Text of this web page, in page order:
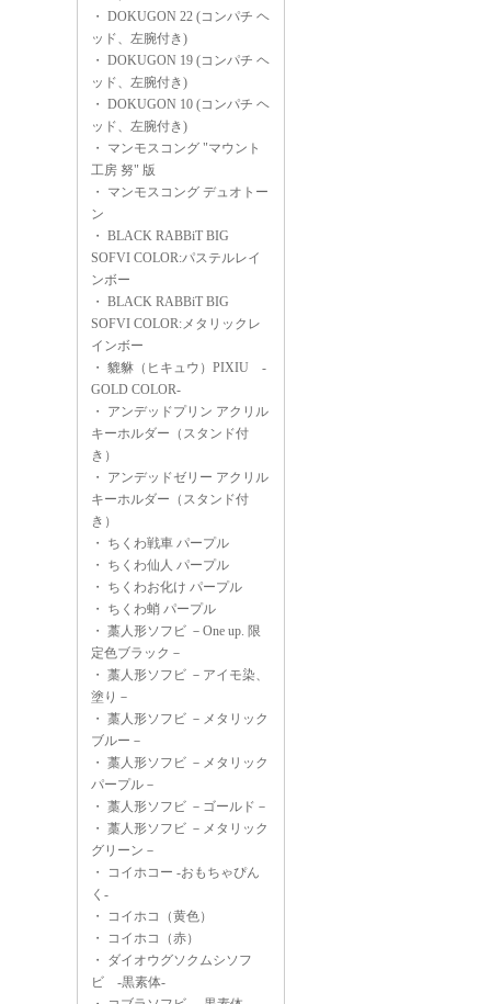
・ DOKUGON 22 (コンパチ ヘ
ッド、左腕付き)
・ DOKUGON 19 (コンパチ ヘ
ッド、左腕付き)
・ DOKUGON 10 (コンパチ ヘ
ッド、左腕付き)
・ マンモスコング "マウント
工房 努" 版
・ マンモスコング デュオトー
ン
・ BLACK RABBiT BIG
SOFVI COLOR:パステルレイ
ンボー
・ BLACK RABBiT BIG
SOFVI COLOR:メタリックレ
インボー
・ 貔貅（ヒキュウ）PIXIU -
GOLD COLOR-
・ アンデッドプリン アクリル
キーホルダー（スタンド付
き）
・ アンデッドゼリー アクリル
キーホルダー（スタンド付
き）
・ ちくわ戦車 パープル
・ ちくわ仙人 パープル
・ ちくわお化け パープル
・ ちくわ蛸 パープル
・ 藁人形ソフビ －One up. 限
定色ブラック－
・ 藁人形ソフビ －アイモ染、
塗り－
・ 藁人形ソフビ －メタリック
ブルー－
・ 藁人形ソフビ －メタリック
パープル－
・ 藁人形ソフビ －ゴールド－
・ 藁人形ソフビ －メタリック
グリーン－
・
コイホコー -おもちゃぴん
く-
・
コイホコ（黄色）
・
コイホコ（赤）
・ ダイオウグソクムシソフ
ビ -黒素体-